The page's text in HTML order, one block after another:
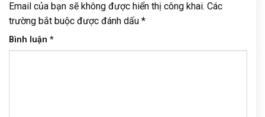
Email của bạn sẽ không được hiển thị công khai. Các
trường bắt buộc được đánh dấu *
Bình luận *